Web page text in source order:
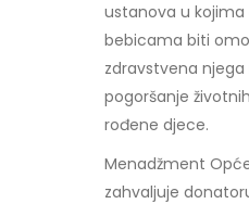
ustanova u
bebicama biti
zdravstvena
pogoršanje
rođene djece.
Menadžment
zahvaljuje